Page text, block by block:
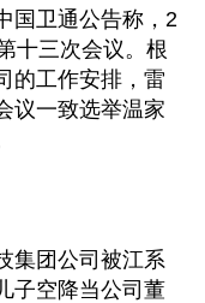
国卫通公告称，2
十三次会议。根
的工作安排，雷
议一致选举温家
集团公司被江系
子空降当公司董